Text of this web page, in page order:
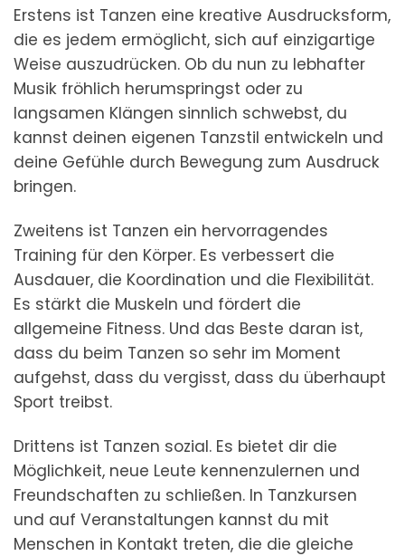
Erstens ist Tanzen eine kreative Ausdrucksform,
die es jedem ermöglicht, sich auf einzigartige
Weise auszudrücken. Ob du nun zu lebhafter
Musik fröhlich herumspringst oder zu
langsamen Klängen sinnlich schwebst, du
kannst deinen eigenen Tanzstil entwickeln und
deine Gefühle durch Bewegung zum Ausdruck
bringen.
Zweitens ist Tanzen ein hervorragendes
Training für den Körper. Es verbessert die
Ausdauer, die Koordination und die Flexibilität.
Es stärkt die Muskeln und fördert die
allgemeine Fitness. Und das Beste daran ist,
dass du beim Tanzen so sehr im Moment
aufgehst, dass du vergisst, dass du überhaupt
Sport treibst.
Drittens ist Tanzen sozial. Es bietet dir die
Möglichkeit, neue Leute kennenzulernen und
Freundschaften zu schließen. In Tanzkursen
und auf Veranstaltungen kannst du mit
Menschen in Kontakt treten, die die gleiche